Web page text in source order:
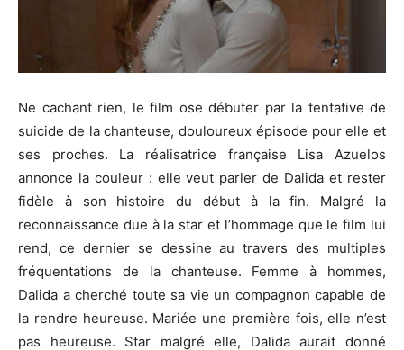
Ne cachant rien, le film ose débuter par la tentative de
suicide de la chanteuse, douloureux épisode pour elle et
ses proches. La réalisatrice française Lisa Azuelos
annonce la couleur : elle veut parler de Dalida et rester
fidèle à son histoire du début à la fin. Malgré la
reconnaissance due à la star et l’hommage que le film lui
rend, ce dernier se dessine au travers des multiples
fréquentations de la chanteuse. Femme à hommes,
Dalida a cherché toute sa vie un compagnon capable de
la rendre heureuse. Mariée une première fois, elle n’est
pas heureuse. Star malgré elle, Dalida aurait donné